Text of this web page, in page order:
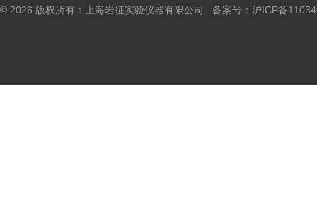
© 2026 版权所有：上海岩征实验仪器有限公司 备案号： 沪ICP备